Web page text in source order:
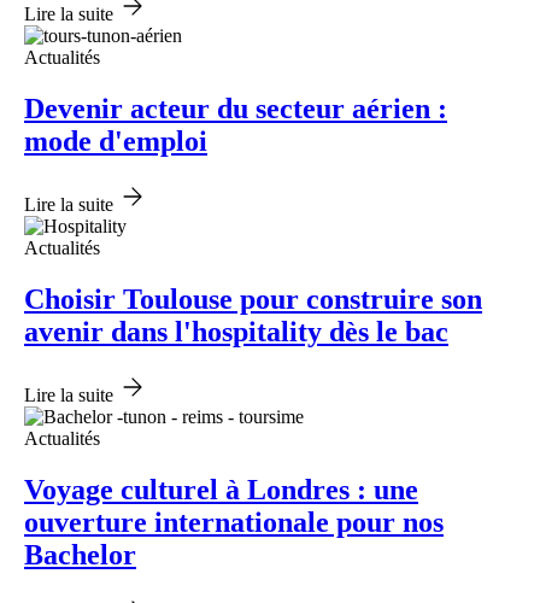
Lire la suite
Actualités
Devenir acteur du secteur aérien :
mode d'emploi
Lire la suite
Actualités
Choisir Toulouse pour construire son
avenir dans l'hospitality dès le bac
Lire la suite
Actualités
Voyage culturel à Londres : une
ouverture internationale pour nos
Bachelor